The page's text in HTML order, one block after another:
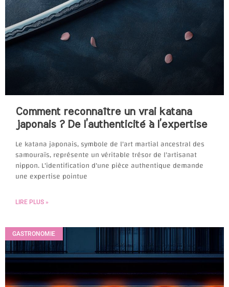
Comment reconnaître un vrai katana
japonais ? De l’authenticité à l’expertise
Le katana japonais, symbole de l'art martial ancestral des
samouraïs, représente un véritable trésor de l'artisanat
nippon. L'identification d'une pièce authentique demande
une expertise pointue
LIRE PLUS »
GASTRONOMIE